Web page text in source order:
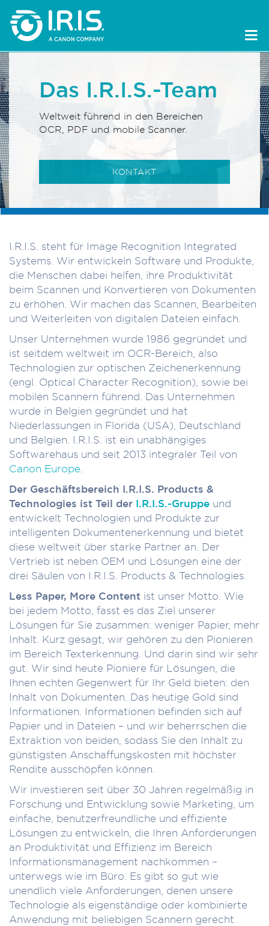
Das I.R.I.S.-Team
Weltweit führend in den Bereichen
OCR, PDF und mobile Scanner.
KONTAKT
I.R.I.S. steht für Image Recognition Integrated
Systems. Wir entwickeln Software und Produkte,
die Menschen dabei helfen, ihre Produktivität
beim Scannen und Konvertieren von Dokumenten
zu erhöhen. Wir machen das Scannen, Bearbeiten
und Weiterleiten von digitalen Dateien einfach.
Unser Unternehmen wurde 1986 gegründet und
ist seitdem weltweit im OCR-Bereich, also
Technologien zur optischen Zeichenerkennung
(engl. Optical Character Recognition), sowie bei
mobilen Scannern führend. Das Unternehmen
wurde in Belgien gegründet und hat
Niederlassungen in Florida (USA), Deutschland
und Belgien. I.R.I.S. ist ein unabhängiges
Softwarehaus und seit 2013 integraler Teil von
Canon Europe
Der Geschäftsbereich I.R.I.S. Products &
Technologies ist Teil der I.R.I.S.-Gruppe und
entwickelt Technologien und Produkte zur
intelligenten Dokumentenerkennung und bietet
diese weltweit über starke Partner an. Der
Vertrieb ist neben OEM und Lösungen eine der
drei Säulen von I.R.I.S. Products & Technologies.
Less Paper, More Content ist unser Motto. Wie
bei jedem Motto, fasst es das Ziel unserer
Lösungen für Sie zusammen: weniger Papier, mehr
Inhalt. Kurz gesagt, wir gehören zu den Pionieren
im Bereich Texterkennung. Und darin sind wir sehr
gut. Wir sind heute Pioniere für Lösungen, die
Ihnen echten Gegenwert für Ihr Geld bieten: den
Inhalt von Dokumenten. Das heutige Gold sind
Informationen. Informationen befinden sich auf
Papier und in Dateien – und wir beherrschen die
Extraktion von beiden, sodass Sie den Inhalt zu
günstigsten Anschaffungskosten mit höchster
Rendite ausschöpfen können.
Wir investieren seit über 30 Jahren regelmäßig in
Forschung und Entwicklung sowie Marketing, um
einfache, benutzerfreundliche und effiziente
Lösungen zu entwickeln, die Ihren Anforderungen
an Produktivität und Effizienz im Bereich
Informationsmanagement nachkommen –
unterwegs wie im Büro. Es gibt so gut wie
unendlich viele Anforderungen, denen unsere
Technologie als eigenständige oder kombinierte
Anwendung mit beliebigen Scannern gerecht